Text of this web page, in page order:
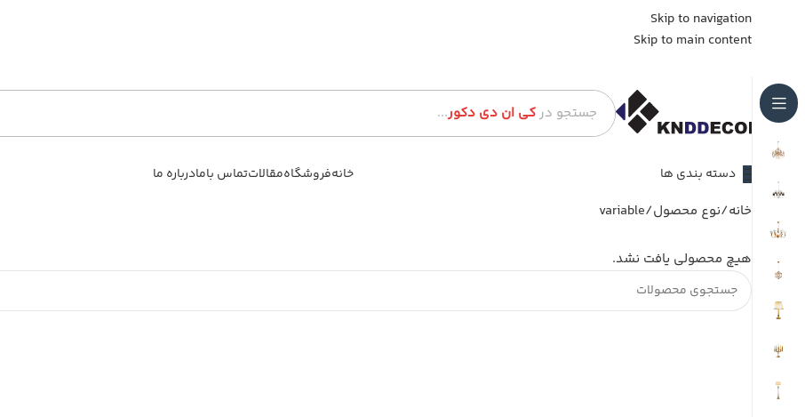
Skip to navigation
Skip to main content
جستجو در کی ان دی دکور...
دسته بندی ها خانهفروشگاهمقالاتتماس بامادرباره ما
خانه نوع محصول variable
هیچ محصولی یافت نشد.